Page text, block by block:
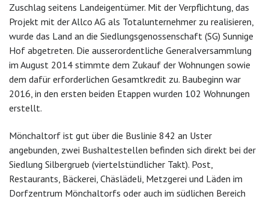
Zuschlag seitens Landeigentümer. Mit der Verpflichtung, das
Projekt mit der Allco AG als Totalunternehmer zu realisieren,
wurde das Land an die Siedlungsgenossenschaft (SG) Sunnige
Hof abgetreten. Die ausserordentliche Generalversammlung
im August 2014 stimmte dem Zukauf der Wohnungen sowie
dem dafür erforderlichen Gesamtkredit zu. Baubeginn war
2016, in den ersten beiden Etappen wurden 102 Wohnungen
erstellt.
Mönchaltorf ist gut über die Buslinie 842 an Uster
angebunden, zwei Bushaltestellen befinden sich direkt bei der
Siedlung Silbergrueb (viertelstündlicher Takt). Post,
Restaurants, Bäckerei, Chäslädeli, Metzgerei und Läden im
Dorfzentrum Mönchaltorfs oder auch im südlichen Bereich